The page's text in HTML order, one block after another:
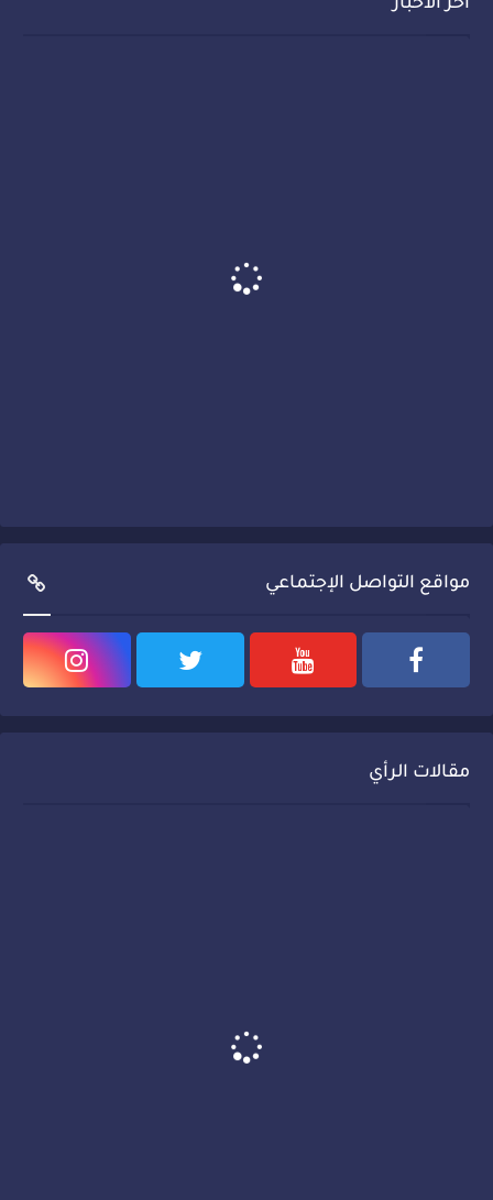
أخر الأخبار
مواقع التواصل الإجتماعي
مقالات الرأي